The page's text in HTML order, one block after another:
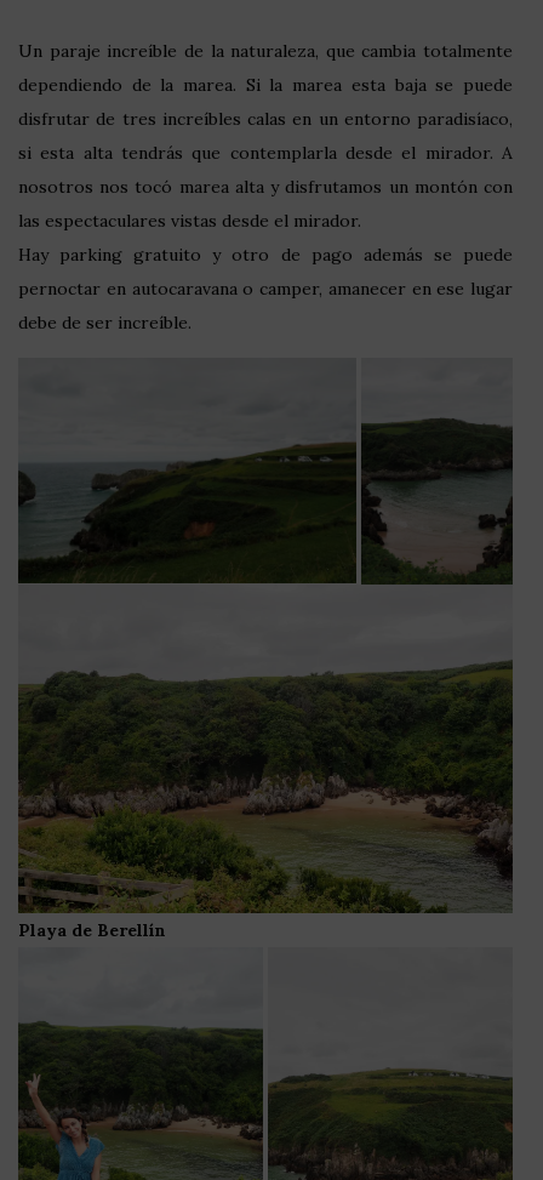
Un paraje increíble de la naturaleza, que cambia totalmente
dependiendo de la marea. Si la marea esta baja se puede
disfrutar de tres increíbles calas en un entorno paradisíaco,
si esta alta tendrás que contemplarla desde el mirador. A
nosotros nos tocó marea alta y disfrutamos un montón con
las espectaculares vistas desde el mirador.
Hay parking gratuito y otro de pago además se puede
pernoctar en autocaravana o camper, amanecer en ese lugar
debe de ser increíble.
Playa de Berellín